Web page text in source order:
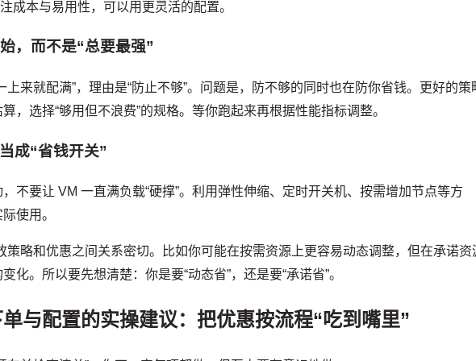
成本与易用性，可以用更灵活的配置。
，而不是“总要最强”
上来就配满”，理由是“防止不够”。问题是，防不够的同时也在防你省钱。更好的策
，选择“够用但不浪费”的规格。等你跑起来再根据性能指标调整。
成“省钱开关”
不要让 VM 一直满负载“硬撑”。利用弹性伸缩、定时开关机、按需增加节点等方
使用。
策略和优惠之间关系密切。比如你可能在按需资源上更容易动态调整，但在承诺资
化。所以要先想清楚：你是要“动态省”，还是要“承诺省”。
与配置的实操建议：把优惠按流程“吃到嘴里”